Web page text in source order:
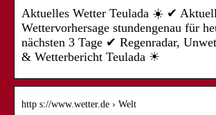
Aktuelles Wetter Teulada ☀️ ✔
Wettervorhersage stundengenau für
nächsten 3 Tage ✔ Regenradar,
& Wetterbericht Teulada ☀
http s://www.wetter.de › Welt